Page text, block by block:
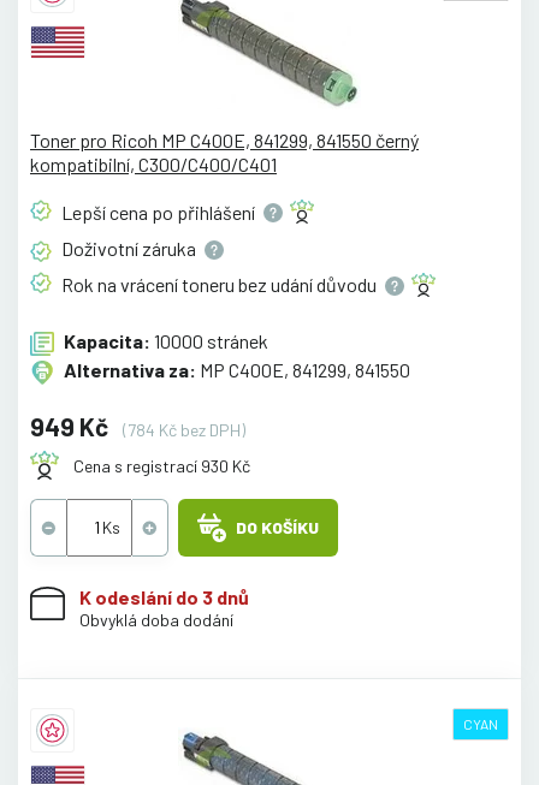
Toner pro Ricoh MP C400E, 841299, 841550 černý
kompatibilní, C300/C400/C401
Lepší cena po přihlášení
Doživotní záruka
Rok na vrácení toneru bez udánídůvodu
Kapacita: 10000 stránek
Alternativa za: MP C400E, 841299, 841550
949 Kč
(784 Kč bez DPH)
Cena s registrací 930 Kč
DO KOŠÍKU
K odeslání do 3 dnů
Obvyklá doba dodání
CYAN